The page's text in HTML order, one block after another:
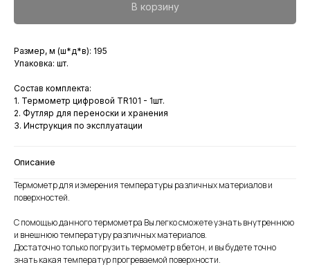
В корзину
Размер, м (ш*д*в): 195
Упаковка: шт.
Состав комплекта:
1. Термометр цифровой TR101 - 1шт.
2. Футляр для переноски и хранения
3. Инструкция по эксплуатации
Описание
Термометр для измерения температуры различных материалов и
поверхностей.
С помощью данного термометра Вы легко сможете узнать внутреннюю
и внешнюю температуру различных материалов.
Достаточно только погрузить термометр в бетон, и вы будете точно
знать какая температур прогреваемой поверхности.